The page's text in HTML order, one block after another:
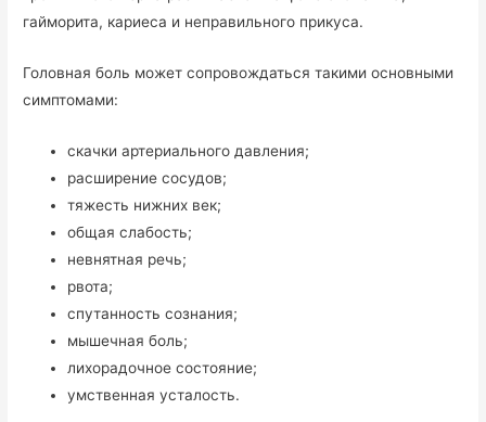
гайморита, кариеса и неправильного прикуса.
Головная боль может сопровождаться такими основными
симптомами:
скачки артериального давления;
расширение сосудов;
тяжесть нижних век;
общая слабость;
невнятная речь;
рвота;
спутанность сознания;
мышечная боль;
лихорадочное состояние;
умственная усталость.